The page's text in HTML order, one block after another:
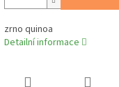
zrno quinoa
Detailní informace